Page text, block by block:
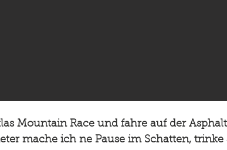
Mountain Race und fahre auf der
mache ich ne Pause im Schatten,